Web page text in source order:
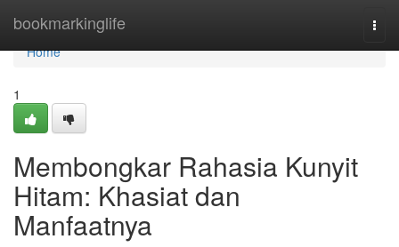
bookmarkinglife
Home
Home
1
Membongkar Rahasia Kunyit
Hitam: Khasiat dan
Manfaatnya